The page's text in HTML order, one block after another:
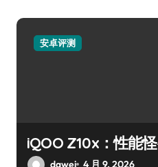
安卓评测
iQOO Z10x：性能
dawei 4 月 9, 2026